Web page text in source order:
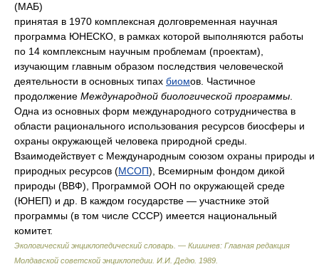
(МАБ)
принятая в 1970 комплексная долговременная научная
программа ЮНЕСКО, в рамках которой выполняются работы
по 14 комплексным научным проблемам (проектам),
изучающим главным образом последствия человеческой
деятельности в основных типах биомов. Частичное
продолжение Международной биологической программы
Одна из основных форм международного сотрудничества в
области рационального использования ресурсов биосферы и
охраны окружающей человека природной среды.
Взаимодействует с Международным союзом охраны природы и
природных ресурсов (МСОП), Всемирным фондом дикой
природы (ВВФ), Программой ООН по окружающей среде
(ЮНЕП) и др. В каждом государстве — участнике этой
программы (в том числе СССР) имеется национальный
комитет.
Экологический энциклопедический словарь. — Кишинев: Главная редакция
Молдавской советской энциклопедии И.И. Дедю 1989